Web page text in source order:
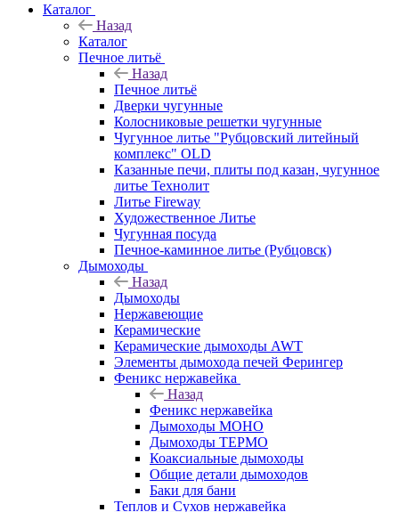
Каталог
Назад
Каталог
Печное литьё
Назад
Печное литьё
Дверки чугунные
Колосниковые решетки чугунные
Чугунное литье "Рубцовский литейный
комплекс" OLD
Казанные печи, плиты под казан, чугунное
литье Технолит
Литье Fireway
Художественное Литье
Чугунная посуда
Печное-каминное литье (Рубцовск)
Дымоходы
Назад
Дымоходы
Нержавеющие
Керамические
Керамические дымоходы AWT
Элементы дымохода печей Ферингер
Феникс нержавейка
Назад
Феникс нержавейка
Дымоходы МОНО
Дымоходы ТЕРМО
Коаксиальные дымоходы
Общие детали дымоходов
Баки для бани
Теплов и Сухов нержавейка